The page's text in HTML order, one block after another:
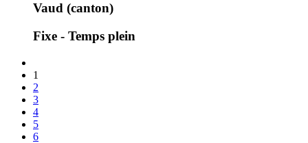
Vaud (canton)
Fixe - Temps plein
1
2
3
4
5
6